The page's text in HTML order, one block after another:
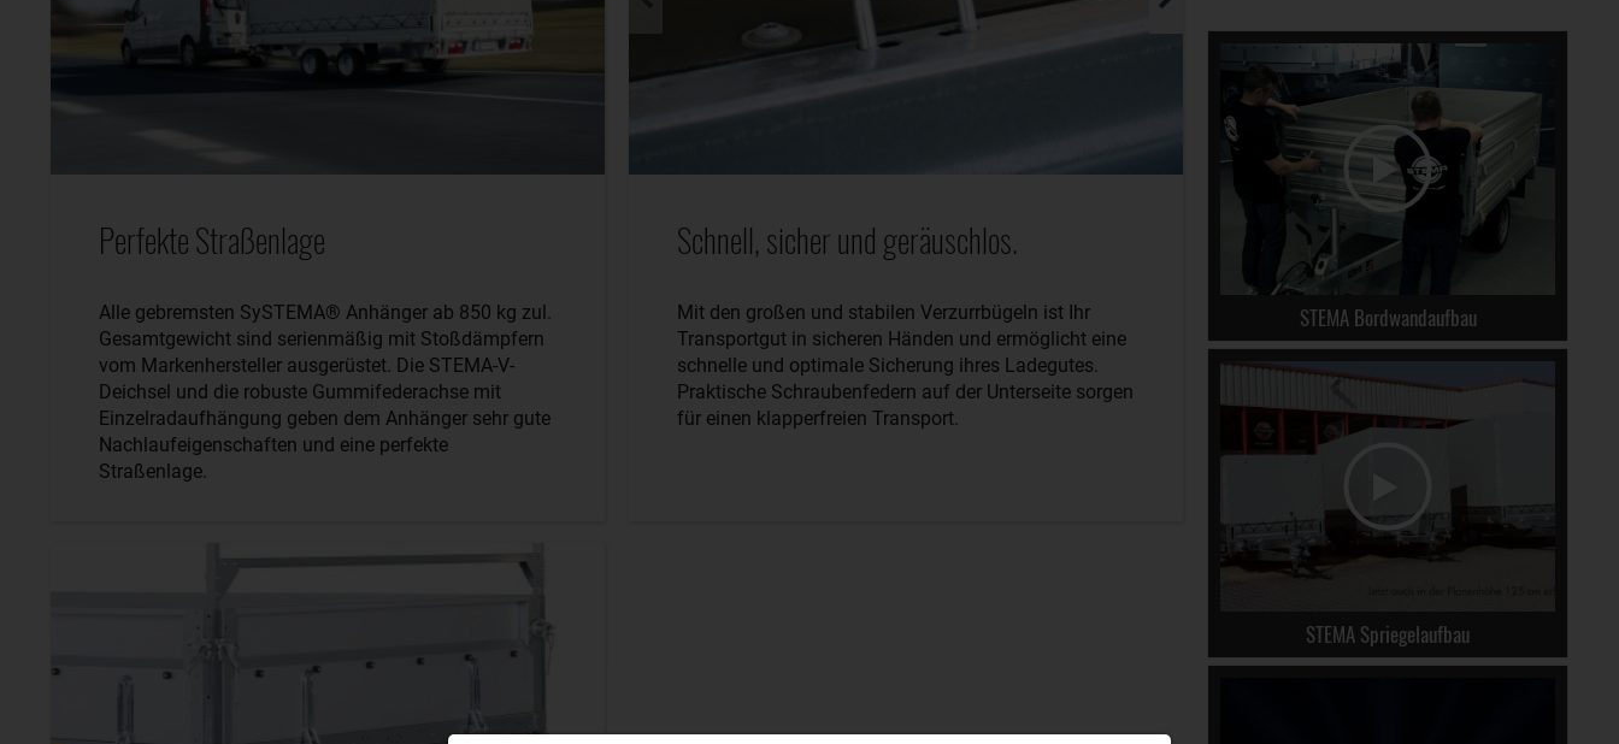
Perfekte Straßenlage
Alle gebremsten SySTEMA® Anhänger ab 850 kg zul.
Gesamtgewicht sind serienmäßig mit Stoßdämpfern
vom Markenhersteller ausgerüstet. Die STEMA-V-
Deichsel und die robuste Gummifederachse mit
Einzelradaufhängung geben dem Anhänger sehr gute
Nachlaufeigenschaften und eine perfekte
Straßenlage.
Schnell, sicher und geräuschlos.
Mit den großen und stabilen Verzurrbügeln ist Ihr
Transportgut in sicheren Händen und ermöglicht eine
schnelle und optimale Sicherung ihres Ladegutes.
Praktische Schraubenfedern auf der Unterseite sorgen
für einen klapperfreien Transport.
STEMA Bordwandaufbau
STEMA Spriegelaufbau